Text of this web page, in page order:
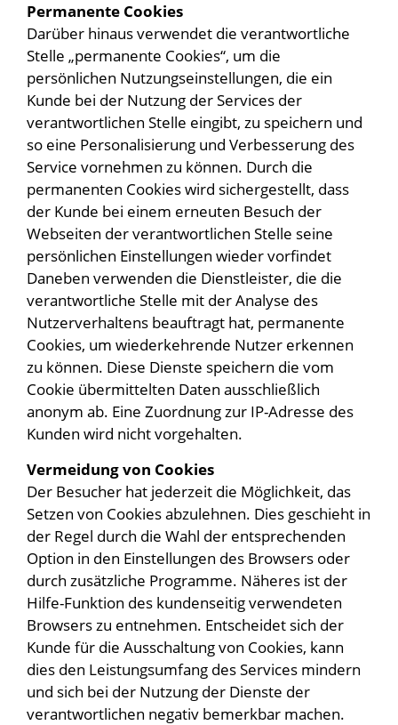
Permanente Cookies
Darüber hinaus verwendet die verantwortliche
Stelle „permanente Cookies“, um die
persönlichen Nutzungseinstellungen, die ein
Kunde bei der Nutzung der Services der
verantwortlichen Stelle eingibt, zu speichern und
so eine Personalisierung und Verbesserung des
Service vornehmen zu können. Durch die
permanenten Cookies wird sichergestellt, dass
der Kunde bei einem erneuten Besuch der
Webseiten der verantwortlichen Stelle seine
persönlichen Einstellungen wieder vorfindet
Daneben verwenden die Dienstleister, die die
verantwortliche Stelle mit der Analyse des
Nutzerverhaltens beauftragt hat, permanente
Cookies, um wiederkehrende Nutzer erkennen
zu können. Diese Dienste speichern die vom
Cookie übermittelten Daten ausschließlich
anonym ab. Eine Zuordnung zur IP-Adresse des
Kunden wird nicht vorgehalten.
Vermeidung von Cookies
Der Besucher hat jederzeit die Möglichkeit, das
Setzen von Cookies abzulehnen. Dies geschieht in
der Regel durch die Wahl der entsprechenden
Option in den Einstellungen des Browsers oder
durch zusätzliche Programme. Näheres ist der
Hilfe-Funktion des kundenseitig verwendeten
Browsers zu entnehmen. Entscheidet sich der
Kunde für die Ausschaltung von Cookies, kann
dies den Leistungsumfang des Services mindern
und sich bei der Nutzung der Dienste der
verantwortlichen negativ bemerkbar machen.